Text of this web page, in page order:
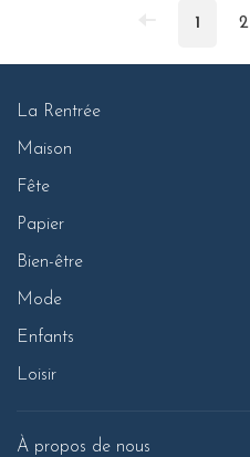
1 2
La Rentrée
Maison
Fête
Papier
Bien-être
Mode
Enfants
Loisir
À propos de nous